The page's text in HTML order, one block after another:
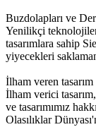
Buzdolapları ve
Yenilikçi
tasarımlara sahip
yiyecekleri
İlham veren tasarım
İlham verici
ve tasarımımız
Olasılıklar